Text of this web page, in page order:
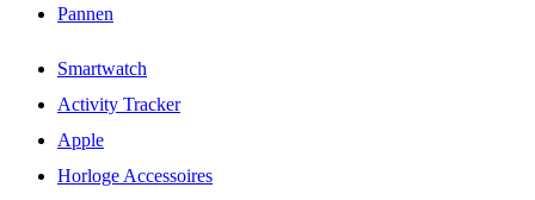
Pannen
Smartwatch
Activity Tracker
Apple
Horloge Accessoires